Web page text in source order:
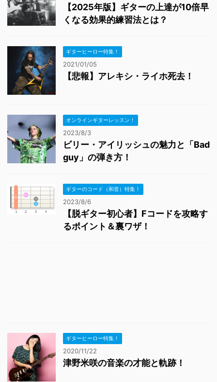
【2025年版】ギターの上達が10倍早
くなる効果的練習法とは？
ギターヒーロー特集！
2021/01/05
【悲報】アレキシ・ライホ死去！
オンラインギターレッスン！
2023/8/3
ビリー・アイリッシュの魅力と「Bad
guy」の弾き方！
ギターのコード（和音）特集！
2023/8/6
【脱ギター初心者】Fコードを攻略す
るポイント＆裏ワザ！
ギターヒーロー特集！
2020/11/22
津野米咲の音楽の才能と軌跡！